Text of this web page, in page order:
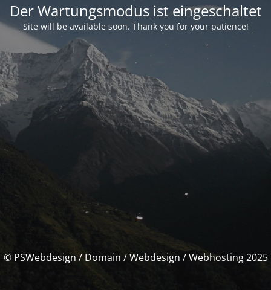
Der Wartungsmodus ist eingeschaltet
Site will be available soon. Thank you for your patience!
© PSWebdesign / Domain / Webdesign / Webhosting 2025